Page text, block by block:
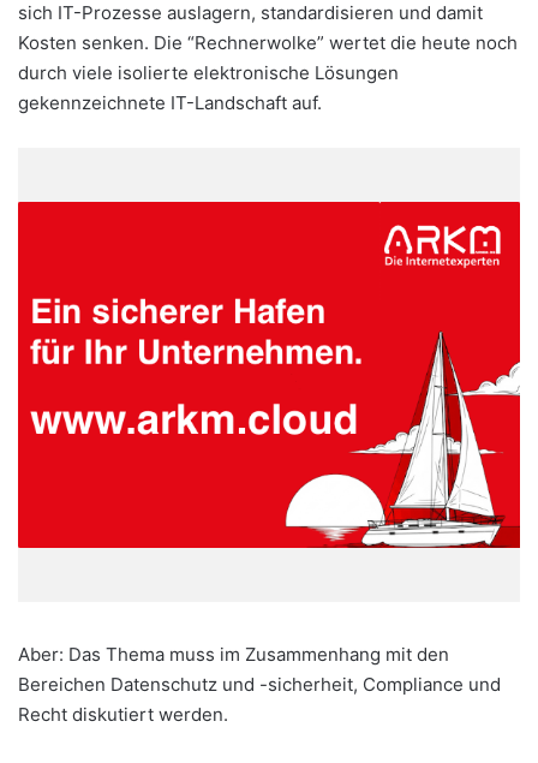
sich IT-Prozesse auslagern, standardisieren und damit
Kosten senken. Die “Rechnerwolke” wertet die heute noch
durch viele isolierte elektronische Lösungen
gekennzeichnete IT-Landschaft auf.
Aber: Das Thema muss im Zusammenhang mit den
Bereichen Datenschutz und -sicherheit, Compliance und
Recht diskutiert werden.